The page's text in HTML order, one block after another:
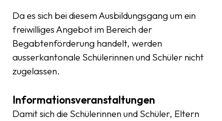
Da es sich bei diesem Ausbildungsgang um ein
freiwilliges Angebot im Bereich der
Begabtenförderung handelt, werden
ausserkantonale Schülerinnen und Schüler nicht
zugelassen.
Informationsveranstaltungen
Damit sich die Schülerinnen und Schüler, Eltern